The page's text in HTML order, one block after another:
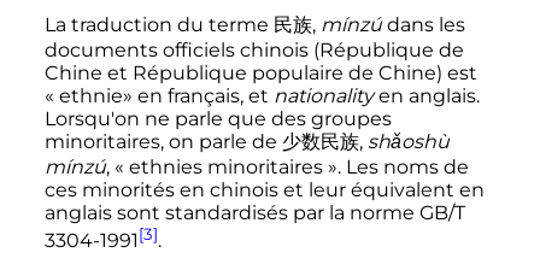
La traduction du terme 民族, mínzúdans les
documents officiels chinois (République de
Chine et République populaire de Chine) est
« ethnie» en français, et nationalityen anglais.
Lorsqu'on ne parle que des groupes
minoritaires, on parle de 少数民族, shǎoshù
mínzú, « ethnies minoritaires ». Les noms de
ces minorités en chinois et leur équivalent en
anglais sont standardisés par la norme GB/T
3304-1991[3].